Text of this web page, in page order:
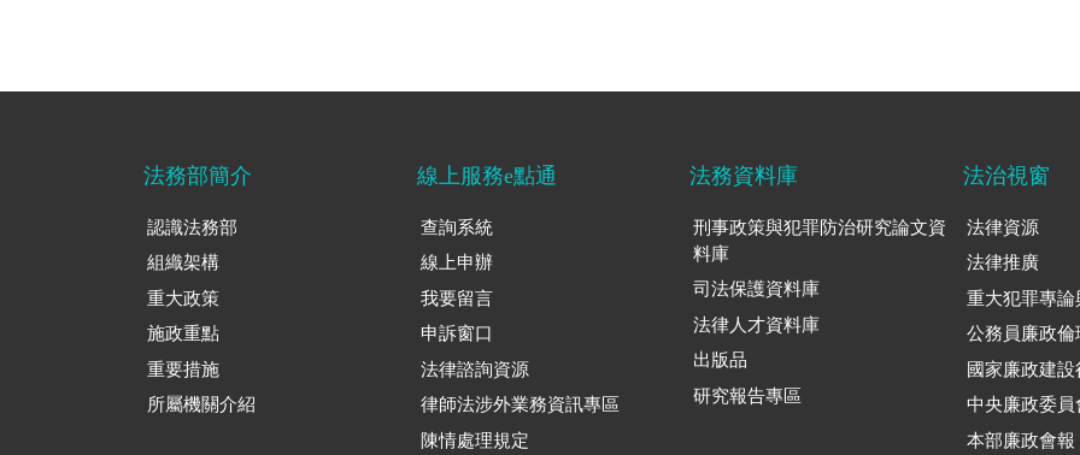
法務部簡介
認識法務部
組織架構
重大政策
施政重點
重要措施
所屬機關介紹
線上服務e點通
查詢系統
線上申辦
我要留言
申訴窗口
法律諮詢資源
律師法涉外業務資訊專區
陳情處理規定
法務資料庫
刑事政策與犯罪防治研究論文資
料庫
司法保護資料庫
法律人才資料庫
出版品
研究報告專區
法治視窗
法律資源
法律推廣
重大犯罪專論
公務員廉政倫
國家廉政建設
中央廉政委員
本部廉政會報